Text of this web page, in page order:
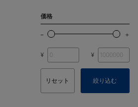
価格
¥ ¥
リセット 絞り込む